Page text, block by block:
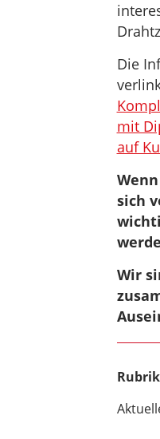
Die
mit
auf
sich
Wir